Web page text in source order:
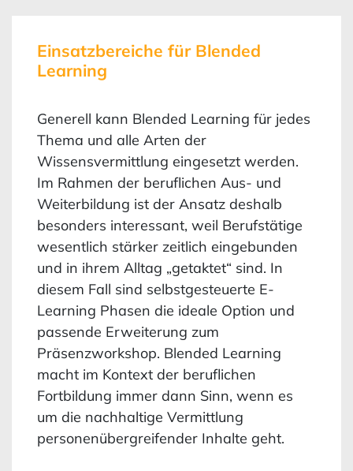
Einsatzbereiche für Blended
Learning
Generell kann Blended Learning für jedes
Thema und alle Arten der
Wissensvermittlung eingesetzt werden.
Im Rahmen der beruflichen Aus- und
Weiterbildung ist der Ansatz deshalb
besonders interessant, weil Berufstätige
wesentlich stärker zeitlich eingebunden
und in ihrem Alltag „getaktet“ sind. In
diesem Fall sind selbstgesteuerte E-
Learning Phasen die ideale Option und
passende Erweiterung zum
Präsenzworkshop. Blended Learning
macht im Kontext der beruflichen
Fortbildung immer dann Sinn, wenn es
um die nachhaltige Vermittlung
personenübergreifender Inhalte geht.